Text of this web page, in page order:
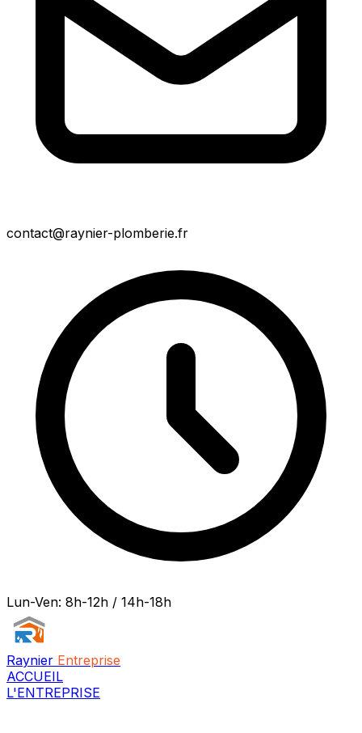
contact@raynier-plomberie.fr
Lun-Ven: 8h-12h / 14h-18h
Raynier Entreprise
ACCUEIL
L'ENTREPRISE